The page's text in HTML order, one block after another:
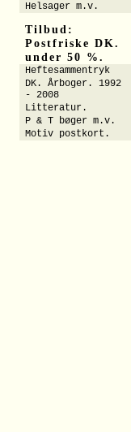
Helsager m.v.
Tilbud:
Postfriske DK.
under 50 %.
Heftesammentryk
DK. Årboger. 1992
- 2008
Litteratur.
P & T bøger m.v.
Motiv postkort.